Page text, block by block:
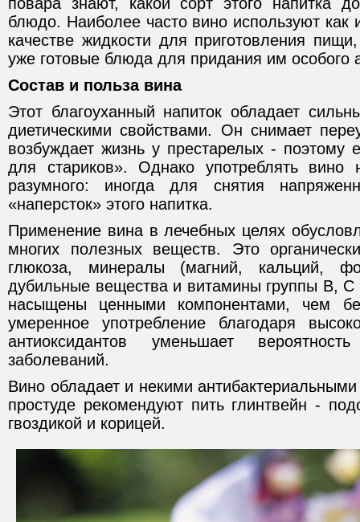
блюдо. Наиболее часто вино используют как
качестве жидкости для приготовления
уже готовые блюда для придания им особого
Состав и польза вина
Этот благоуханный напиток обладает
диетическими свойствами. Он снимает
возбуждает жизнь у престарелых - поэтому
для стариков». Однако употреблять вино
разумного: иногда для снятия
«наперсток» этого напитка.
Применение вина в лечебных целях
многих полезных веществ. Это
глюкоза, минералы (магний, кальций,
дубильные вещества и витамины группы В,
насыщены ценными компонентами, чем
умеренное употребление благодаря
антиоксидантов уменьшает
заболеваний.
Вино обладает и некими
простуде рекомендуют пить глинтвейн -
гвоздикой и корицей.